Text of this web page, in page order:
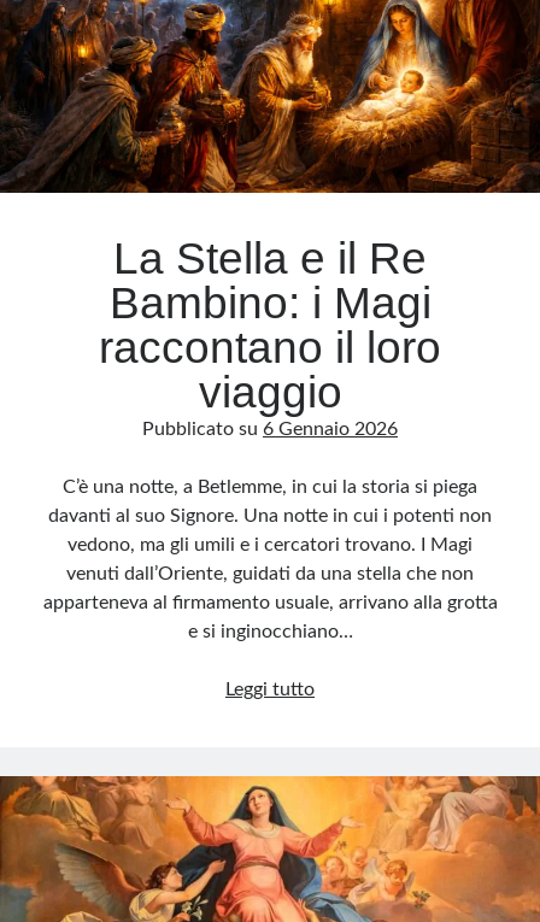
Feed dei contenuti
Feed dei commenti
WordPress.org
di
quanto
sembri
La Stella e il Re
Bambino: i Magi
raccontano il loro
viaggio
Pubblicato su 6 Gennaio 2026
C’è una notte, a Betlemme, in cui la storia si piega
davanti al suo Signore. Una notte in cui i potenti non
vedono, ma gli umili e i cercatori trovano. I Magi
venuti dall’Oriente, guidati da una stella che non
apparteneva al firmamento usuale, arrivano alla grotta
e si inginocchiano…
Leggi tuttoLa
il
Bambino:
i
Magi